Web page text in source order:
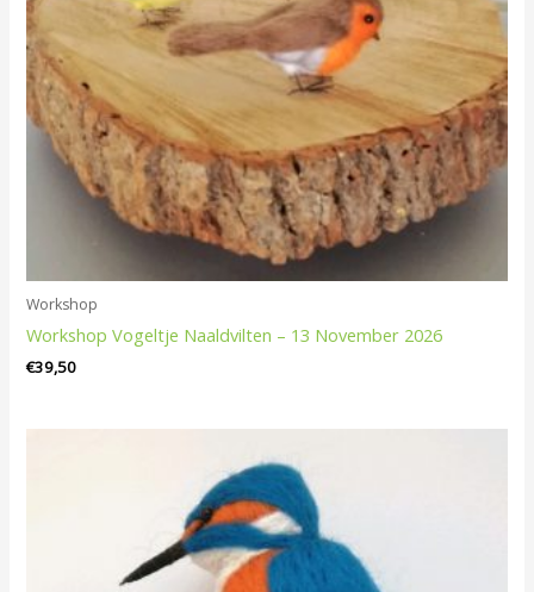
Workshop
Workshop Vogeltje Naaldvilten – 13 November 2026
€39,50